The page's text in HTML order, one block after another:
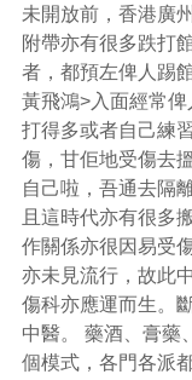
未開放前，香港廣
附帶亦有很多跌打
者，都預左俾人踢
黃飛鴻>入面經常
打得多或者自己練
傷，甘佢地受傷去
自己啦，吾通去隔
且這時代亦有很多
作關係亦很因易受
亦未見流行，故此
傷科亦應運而生。
中醫。 藥酒、膏藥
個模式，各門各派